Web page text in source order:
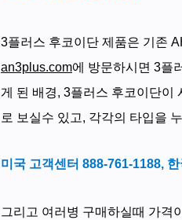
3플러스 후코이단 제품은 기존
an3plus.com에 방문하시면 3플
게 된 배경, 3플러스 후코이단이
로 보실수 있고, 각각의 타입을
미국 고객센터 888-761-1188,
그리고 여러병 구매하실때 가격